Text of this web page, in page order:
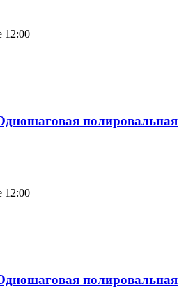
12:00
полировальная
12:00
полировальная